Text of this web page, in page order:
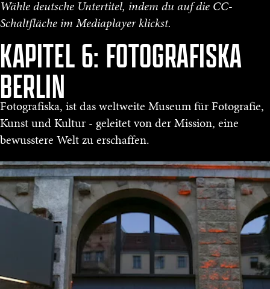
Wähle deutsche Untertitel, indem du auf die CC-
Schaltfläche im Mediaplayer klickst.
KAPITEL 6: FOTOGRAFISKA
BERLIN
Fotografiska, ist das weltweite Museum für Fotografie,
Kunst und Kultur - geleitet von der Mission, eine
bewusstere Welt zu erschaffen.